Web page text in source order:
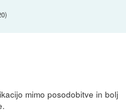
)
mimo posodobitve in bolj